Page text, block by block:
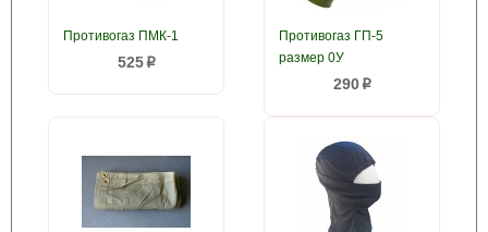
Противогаз ПМК-1
525p
Противогаз ГП-5
размер 0У
290p